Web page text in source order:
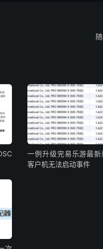
一例升级完易乐游最
客户机无法启动事件